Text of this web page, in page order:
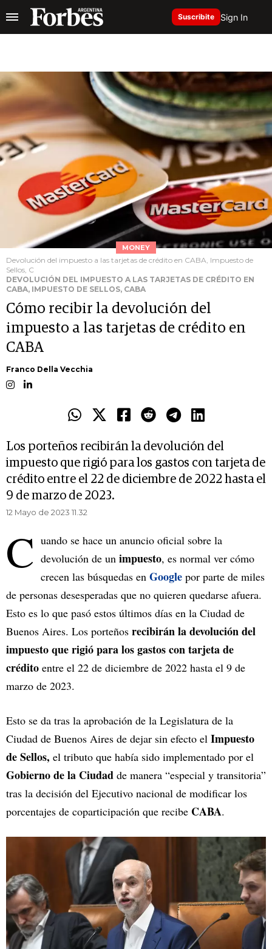
Suscribite Sign In
MONEY
Devolución del impuesto a las tarjetas de crédito en CABA, Impuesto de
Sellos, C
DEVOLUCIÓN DEL IMPUESTO A LAS TARJETAS DE CRÉDITO EN
CABA, IMPUESTO DE SELLOS, CABA
Cómo recibir la devolución del
impuesto a las tarjetas de crédito en
CABA
Franco Della Vecchia
Los porteños recibirán la devolución del
impuesto que rigió para los gastos con tarjeta de
crédito entre el 22 de diciembre de 2022 hasta el
9 de marzo de 2023.
12 Mayo de 2023 11.32
C uando se hace un anuncio oficial sobre la
devolución de un impuesto, es normal ver cómo
crecen las búsquedas en Google por parte de miles
de personas desesperadas que no quieren quedarse afuera.
Esto es lo que pasó estos últimos días en la Ciudad de
Buenos Aires. Los porteños recibirán la devolución del
impuesto que rigió para los gastos con tarjeta de
crédito entre el 22 de diciembre de 2022 hasta el 9 de
marzo de 2023.
Esto se da tras la aprobación de la Legislatura de la
Ciudad de Buenos Aires de dejar sin efecto el Impuesto
de Sellos, el tributo que había sido implementado por el
Gobierno de la Ciudad de manera “especial y transitoria”
tras la decisión del Ejecutivo nacional de modificar los
porcentajes de coparticipación que recibe CABA.